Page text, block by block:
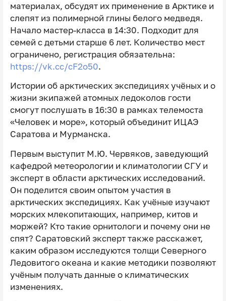
материалах, обсудят их применение в Арктике и
слепят из полимерной глины белого медведя.
Начало мастер-класса в 14:30. Подходит для
семей с детьми старше 6 лет. Количество мест
ограничено, регистрация обязательна:
https://vk.cc/cF2o50.
Истории об арктических экспедициях учёных и о
жизни экипажей атомных ледоколов гости
смогут послушать в 16:30 в рамках телемоста
«Человек и море», который объединит ИЦАЭ
Саратова и Мурманска.
Первым выступит М.Ю. Червяков, заведующий
кафедрой метеорологии и климатологии СГУ и
эксперт в области арктических исследований.
Он поделится своим опытом участия в
арктических экспедициях. Как учёные изучают
морских млекопитающих, например, китов и
моржей? Кто такие орнитологи и почему они не
спят? Саратовский эксперт также расскажет,
каким образом исследуются толщи Северного
Ледовитого океана и какие методики позволяют
учёным получать данные о климатических
изменениях.